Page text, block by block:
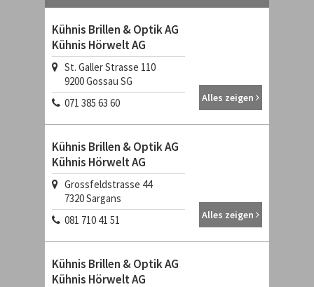
Kühnis Brillen & Optik AG
Kühnis Hörwelt AG
St. Galler Strasse 110
9200Gossau SG
071 385 63 60
Alles zeigen
Kühnis Brillen & Optik AG
Kühnis Hörwelt AG
Grossfeldstrasse 44
7320Sargans
081 710 41 51
Alles zeigen
Kühnis Brillen & Optik AG
Kühnis Hörwelt AG